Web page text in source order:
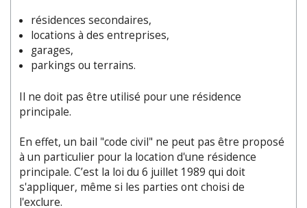
résidences secondaires,
locations à des entreprises,
garages,
parkings ou terrains.
Il ne doit pas être utilisé pour une résidence
principale.
En effet, un bail "code civil" ne peut pas être proposé
à un particulier pour la location d'une résidence
principale. C’est la loi du 6 juillet 1989 qui doit
s'appliquer, même si les parties ont choisi de
l'exclure.